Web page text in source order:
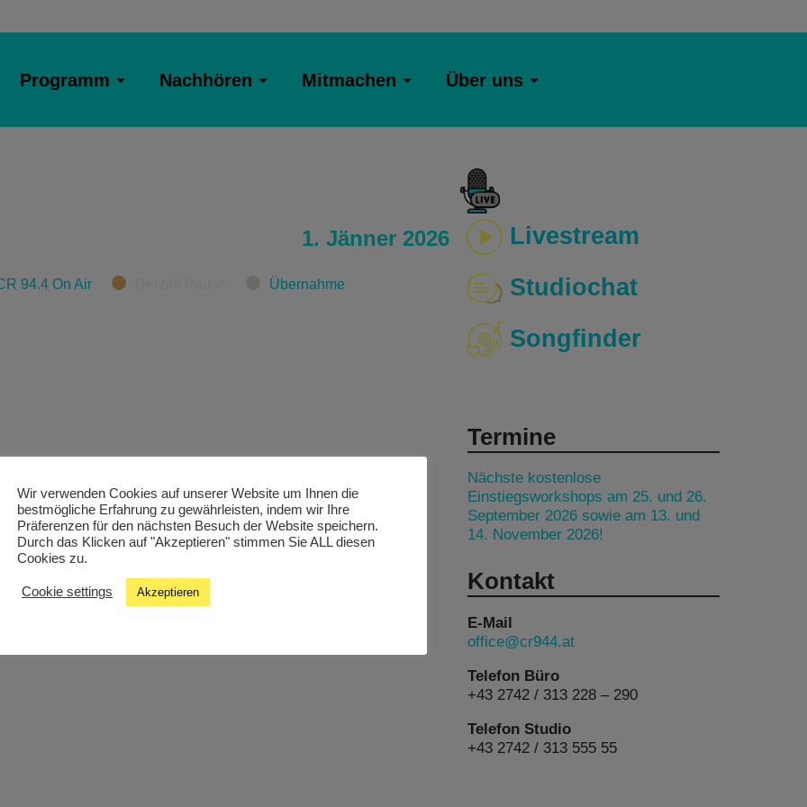
Programm Nachhören Mitmachen Über uns
1. Jänner 2026
94.4 On Air Übernahme
Livestream
Studiochat
Songfinder
Termine
Nächste kostenlose
Einstiegsworkshops am 25. und 26.
September 2026 sowie am 13. und
14. November 2026!
Kontakt
E-Mail
office@cr944.at
Telefon Büro
+43 2742 / 313 228 – 290
Telefon Studio
+43 2742 / 313 555 55
Wir verwenden Cookies auf unserer Website um Ihnen die
bestmögliche Erfahrung zu gewährleisten, indem wir Ihre
Präferenzen für den nächsten Besuch der Website speichern.
Durch das Klicken auf "Akzeptieren" stimmen Sie ALL diesen
Cookies zu.
Cookie settings Akzeptieren